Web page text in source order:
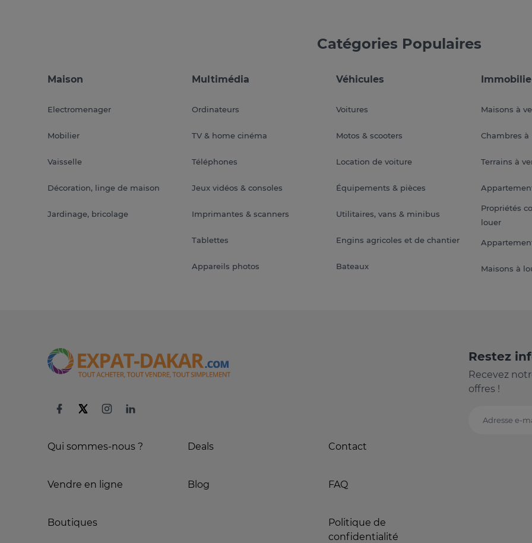
Catégories Populaires
Maison
Electromenager
Mobilier
Vaisselle
Décoration, linge de maison
Jardinage, bricolage
Multimédia
Ordinateurs
TV & home cinéma
Téléphones
Jeux vidéos & consoles
Imprimantes & scanners
Tablettes
Appareils photos
Véhicules
Voitures
Motos & scooters
Location de voiture
Équipements & pièces
Utilitaires, vans & minibus
Engins agricoles et de chantier
Bateaux
Maisons à
Chambres à
Terrains à
Propriétés
louer
Maisons à
Qui sommes-nous ?
Vendre en ligne
Boutiques
Deals
Blog
Contact
FAQ
Politique de
confidentialité
Restez
Recevez
offres !
Adresse e-